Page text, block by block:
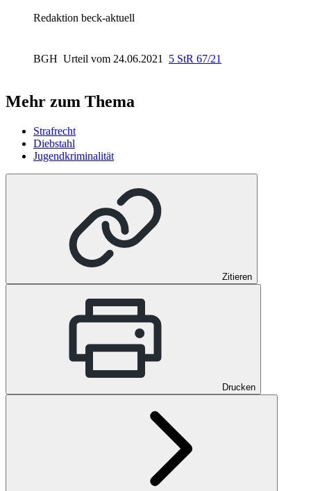
Redaktion beck-aktuell
BGH Urteil vom 24.06.2021 5 StR 67/21
Mehr zum Thema
Strafrecht
Diebstahl
Jugendkriminalität
Zitieren
Drucken